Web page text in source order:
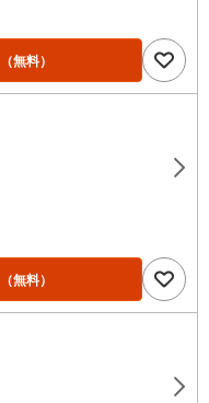
（無料）
（無料）